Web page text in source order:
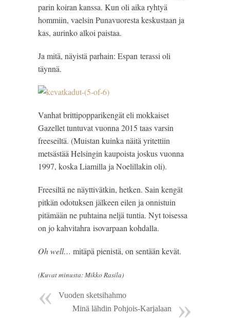
parin koiran kanssa. Kun oli aika ryhtyä
hommiin, vaelsin Punavuoresta keskustaan ja
kas, aurinko alkoi paistaa.
Ja mitä, näyistä parhain: Espan terassi oli
täynnä.
Vanhat brittipopparikengät eli mokkaiset
Gazellet tuntuvat vuonna 2015 taas varsin
freeseiltä. (Muistan kuinka näitä yritettiin
metsästää Helsingin kaupoista joskus vuonna
1997, koska Liamilla ja Noelillakin oli).
Freesiltä ne näyttivätkin, hetken. Sain kengät
pitkän odotuksen jälkeen eilen ja onnistuin
pitämään ne puhtaina neljä tuntia. Nyt toisessa
on jo kahvitahra isovarpaan kohdalla.
Oh well… mitäpä pienistä, on sentään kevät.
(Kuvat minusta: Mikko Rasila)
Vuoden sketsihahmo
Minä lähdin Pohjois-Karjalaan